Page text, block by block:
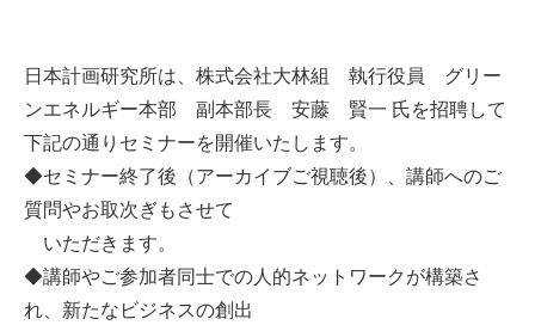
日本計画研究所は、株式会社大林組 執行役員 グリー
ンエネルギー本部 副本部長 安藤 賢一 氏を招聘して
下記の通りセミナーを開催いたします。
◆セミナー終了後（アーカイブご視聴後）、講師へのご
質問やお取次ぎもさせて
いただきます。
◆講師やご参加者同士での人的ネットワークが構築さ
れ、新たなビジネスの創出